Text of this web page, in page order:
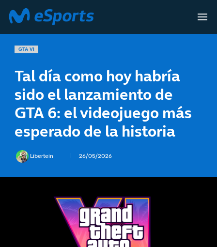
GTA VI
Tal día como hoy habría
sido el lanzamiento de
GTA 6: el videojuego más
esperado de la historia
Libertein 26/05/2026